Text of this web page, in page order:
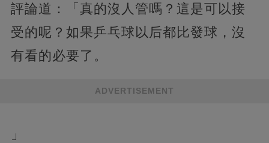
評論道：「真的沒人管嗎？這是可以接
受的呢？如果乒乓球以后都比發球，沒
有看的必要了。
ADVERTISEMENT
」